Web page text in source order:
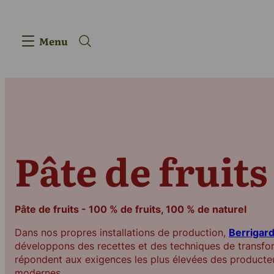
Menu
Produits
L'innovation
Chaîne
Notre histoire
Pâte de fruits
Pâte de fruits - 100 % de fruits, 100 % de naturel
Dans nos propres installations de production,
développons des recettes et des techniques de
répondent aux exigences les plus élevées des